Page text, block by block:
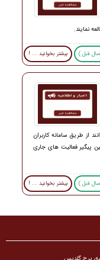
نمایند.
بیشتر بخوانید ... !
از طریق سامانه کاربران
پیگیر فعالیت های جاری
بیشتر بخوانید ... !